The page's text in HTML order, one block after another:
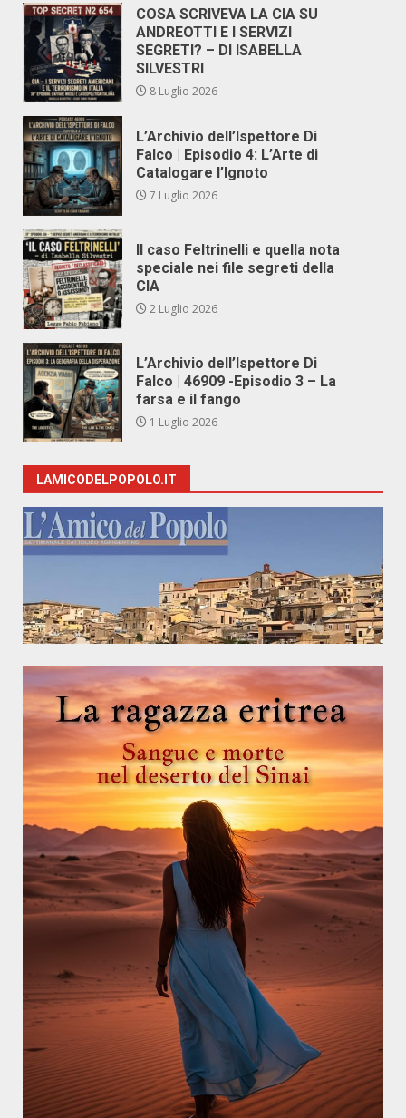
COSA SCRIVEVA LA CIA SU
ANDREOTTI E I SERVIZI
SEGRETI? – DI ISABELLA
SILVESTRI
8 Luglio 2026
L’Archivio dell’Ispettore Di
Falco | Episodio 4: L’Arte di
Catalogare l’Ignoto
7 Luglio 2026
Il caso Feltrinelli e quella nota
speciale nei file segreti della
CIA
2 Luglio 2026
L’Archivio dell’Ispettore Di
Falco | 46909 -Episodio 3 – La
farsa e il fango
1 Luglio 2026
LAMICODELPOPOLO.IT